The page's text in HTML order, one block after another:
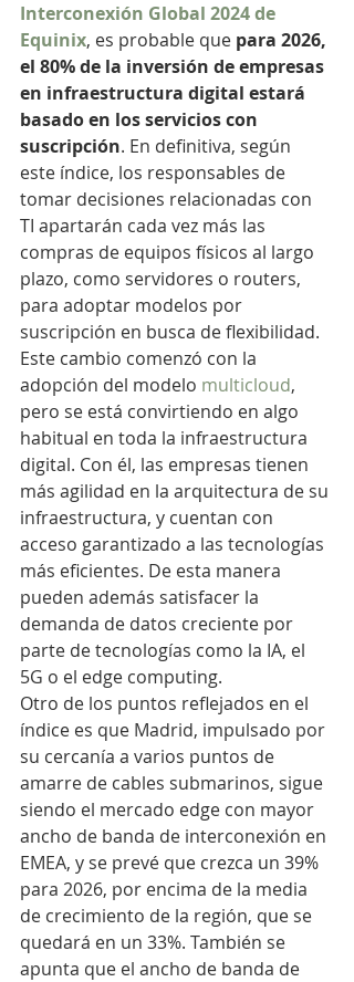
Interconexión Global 2024 de
Equinix, es probable que para 2026,
el 80% de la inversión de empresas
en infraestructura digital estará
basado en los servicios con
suscripción. En definitiva, según
este índice, los responsables de
tomar decisiones relacionadas con
TI apartarán cada vez más las
compras de equipos físicos al largo
plazo, como servidores o routers,
para adoptar modelos por
suscripción en busca de flexibilidad.
Este cambio comenzó con la
adopción del modelo multicloud,
pero se está convirtiendo en algo
habitual en toda la infraestructura
digital. Con él, las empresas tienen
más agilidad en la arquitectura de su
infraestructura, y cuentan con
acceso garantizado a las tecnologías
más eficientes. De esta manera
pueden además satisfacer la
demanda de datos creciente por
parte de tecnologías como la IA, el
5G o el edge computing.
Otro de los puntos reflejados en el
índice es que Madrid, impulsado por
su cercanía a varios puntos de
amarre de cables submarinos, sigue
siendo el mercado edge con mayor
ancho de banda de interconexión en
EMEA, y se prevé que crezca un 39%
para 2026, por encima de la media
de crecimiento de la región, que se
quedará en un 33%. También se
apunta que el ancho de banda de